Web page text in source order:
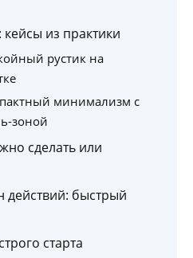
из практики
рустик на
минимализм с
зоной
сделать или
действий: быстрый
старта